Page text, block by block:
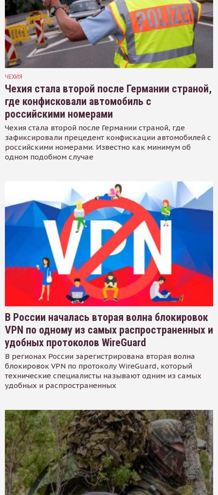
ЧЕХИЯ
Чехия стала второй после Германии страной,
где конфисковали автомобиль с
российскими номерами
Чехия стала второй после Германии страной, где
зафиксировали прецедент конфискации автомобилей с
российскими номерами. Известно как минимум об
одном подобном случае
В России началась вторая волна блокировок
VPN по одному из самых распространенных и
удобных протоколов WireGuard
В регионах России зарегистрирована вторая волна
блокировок VPN по протоколу WireGuard, который
технические специалисты называют одним из самых
удобных и распространенных